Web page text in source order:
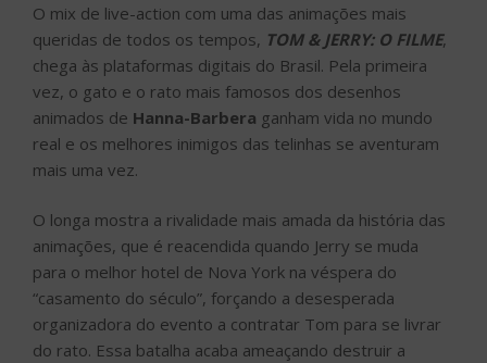
O mix de live-action com uma das animações mais
queridas de todos os tempos, TOM & JERRY: O FILME,
chega às plataformas digitais do Brasil. Pela primeira
vez, o gato e o rato mais famosos dos desenhos
animados de Hanna-Barbera ganham vida no mundo
real e os melhores inimigos das telinhas se aventuram
mais uma vez.
O longa mostra a rivalidade mais amada da história das
animações, que é reacendida quando Jerry se muda
para o melhor hotel de Nova York na véspera do
“casamento do século”, forçando a desesperada
organizadora do evento a contratar Tom para se livrar
do rato. Essa batalha acaba ameaçando destruir a